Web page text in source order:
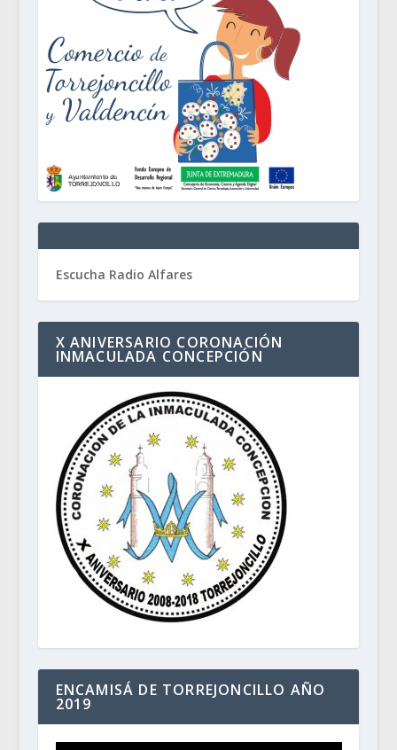
Escucha Radio Alfares
X ANIVERSARIO CORONACIÓN
INMACULADA CONCEPCIÓN
ENCAMISÁ DE TORREJONCILLO AÑO
2019